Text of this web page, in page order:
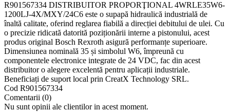
R901567334 DISTRIBUITOR PROPORŢIONAL 4WRLE35W6-
1200LJ-4X/MXY/24C6 este o supapă hidraulică industrială de
înaltă calitate, oferind reglarea fiabilă a direcției debitului de ulei. Cu
o precizie ridicată datorită poziționării interne a pistonului, acest
produs original Bosch Rexroth asigură performanțe superioare.
Dimensiunea nominală 35 și simbolul W6, împreună cu
componentele electronice integrate de 24 VDC, fac din acest
distribuitor o alegere excelentă pentru aplicații industriale.
Beneficiați de suport local prin CreatX Technology SRL.
Cod R901567334
Comentarii (0)
Nu sunt opinii ale clientilor in acest moment.